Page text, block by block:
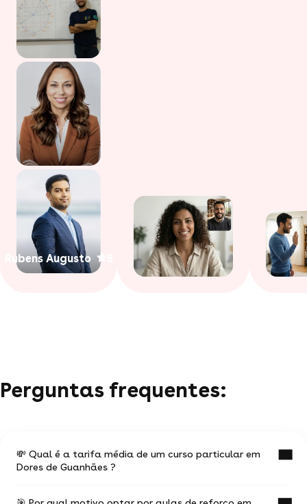
Rubens Augusto
Perguntas frequentes:
💸 Qual é a tarifa média de um curso particular em
Dores de Guanhães ?